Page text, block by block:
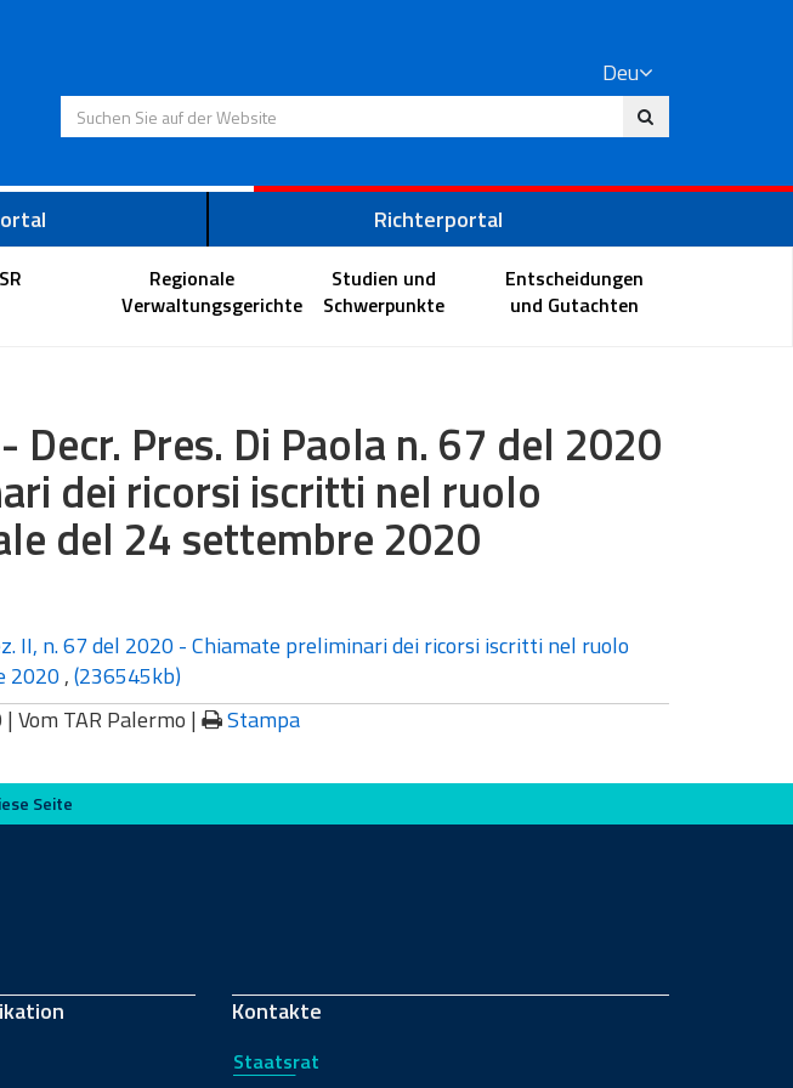
Deu
Suchen Sie auf der Website
Richterportal
Regionale
Verwaltungsgerichte
Studien und
Schwerpunkte
Entscheidungen
und Gutachten
Decr. Pres. Di Paola n. 67 del 2020
dei ricorsi iscritti nel ruolo
del 24 settembre 2020
II, n. 67 del 2020 - Chiamate preliminari dei ricorsi iscritti nel ruolo
2020 ,(236545kb)
| Vom TAR Palermo | Stampa
Seite
Kontakte
Staatsrat